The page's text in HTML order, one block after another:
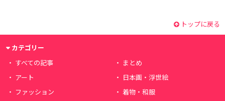
トップに戻る
カテゴリー
すべての記事
まとめ
アート
日本画・浮世絵
ファッション
着物・和服